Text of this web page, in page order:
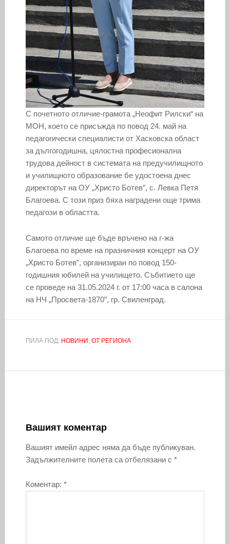
С почетното отличие-грамота „Неофит Рилски“ на
МОН, което се присъжда по повод 24. май на
педагогически специалисти от Хасковска област
за дългогодишна, цялостна професионална
трудова дейност в системата на предучилищното
и училищното образование бе удостоена днес
директорът на ОУ „Христо Ботев”, с. Левка Петя
Благоева. С този приз бяха наградени още трима
педагози в областта.
Самото отличие ще бъде връчено на г-жа
Благоева по време на празничния концерт на ОУ
„Христо Ботев”, организиран по повод 150-
годишния юбилей на училището. Събитието ще
се проведе на 31.05.2024 г. от 17:00 часа в салона
на НЧ „Просвета-1870”, гр. Свиленград.
ПИЛА ПОД: НОВИНИ , ОТ РЕГИОНА
Вашият коментар
Вашият имейл адрес няма да бъде публикуван.
Задължителните полета са отбелязани с *
Коментар: *